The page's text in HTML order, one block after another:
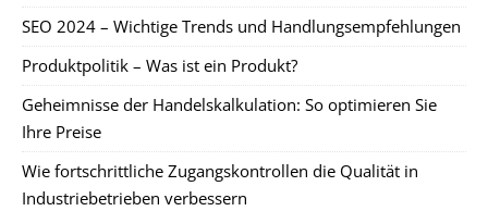
SEO 2024 – Wichtige Trends und Handlungsempfehlungen
Produktpolitik – Was ist ein Produkt?
Geheimnisse der Handelskalkulation: So optimieren Sie
Ihre Preise
Wie fortschrittliche Zugangskontrollen die Qualität in
Industriebetrieben verbessern